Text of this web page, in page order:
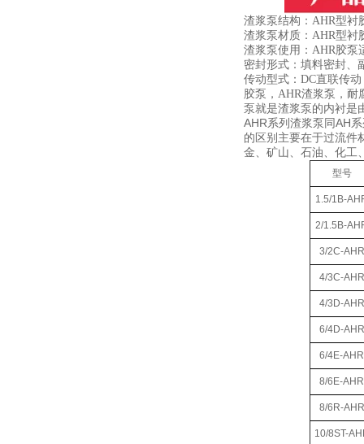
渣浆泵结构：AHR型衬
渣浆泵材质：AHR型衬
渣浆泵使用：AHR胶泵
密封形式：填料密封、
传动型式：DC直联传
胶泵，AHR渣浆泵，耐
泵就是渣浆泵的内衬是
AHR系列渣浆泵同AH
的区别主要在于过流件
金、矿山、石油、化工
型号
1.5/1B-
2/1.5B-
3/2C-AHR
4/3C-AHR
4/3D-AHR
6/4D-AHR
6/4E-AHR
8/6E-AHR
8/6R-AHR
10/8ST-